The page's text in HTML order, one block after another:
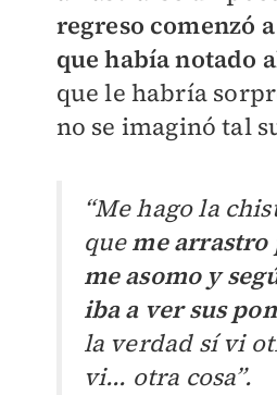
regreso comenzó
que había notado
que le habría
no se imaginó tal
“Me hago la
queme arrastro
me asomo y
iba a ver sus
la verdad sí vi
vi... otra cosa”.